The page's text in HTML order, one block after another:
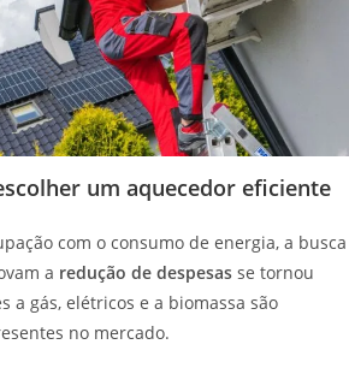
um aquecedor eficiente
com o consumo de energia, a busca
a redução de despesas se tornou
a gás, elétricos e a biomassa são
no mercado.